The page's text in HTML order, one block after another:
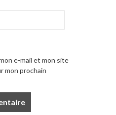
e-mail et mon site
mon prochain